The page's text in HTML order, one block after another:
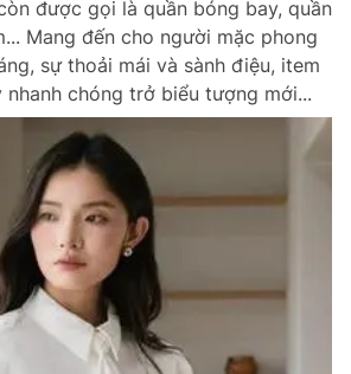
được gọi là quần bóng bay, quần
Mang đến cho người mặc phong
sự thoải mái và sành điệu, item
chóng trở biểu tượng mới...